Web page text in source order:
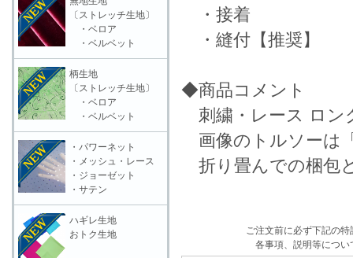
・接着
・縫付【推奨】
◆商品コメント
刺繍・レース ロン
画像のトルソーは
折り畳んでの梱包
ご注文前に必ず下記の
各事項、説明等につい
〔ストレッチ生地〕
・ベロア
・ベルベット
柄生地
〔ストレッチ生地〕
・ベロア
・ベルベット
・パワーネット
・メッシュ・レース
・ジョーゼット
・サテン
ハギレ生地
おトク生地